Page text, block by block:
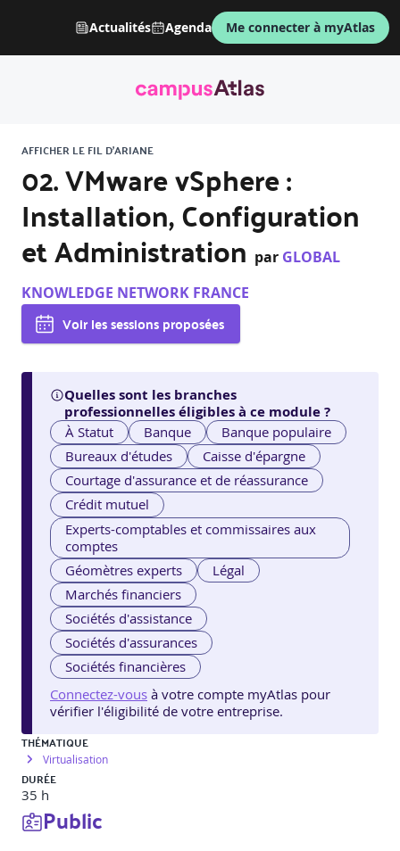
Actualités Agenda Me connecter à myAtlas
AFFICHER LE FIL D'ARIANE
02. VMware vSphere :
Installation, Configuration
et Administration par GLOBAL
KNOWLEDGE NETWORK FRANCE
Voir les sessions proposées
Quelles sont les branches
professionnelles éligibles à ce module ?
À Statut Banque
Banque populaire
Bureaux d'études
Caisse d'épargne
Courtage d'assurance et de réassurance
Crédit mutuel
Experts-comptables et commissaires aux
comptes
Géomètres experts
Légal
Marchés financiers
Sociétés d'assistance
Sociétés d'assurances
Sociétés financières
Connectez-vous à votre compte myAtlas pour
vérifier l'éligibilité de votre entreprise.
THÉMATIQUE
Virtualisation
DURÉE
35 h
Public